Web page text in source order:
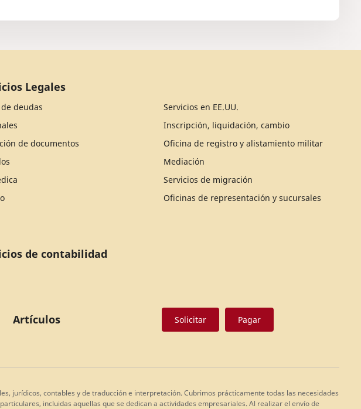
Legales
deudas
Servicios en EE.UU.
Inscripción, liquidación, cambio
de documentos
Oficina de registro y alistamiento militar
Mediación
Servicios de migración
Oficinas de representación y sucursales
de contabilidad
Artículos Solicitar Pagar
jurídicos, contables y de traducción e interpretación. Cubrimos prácticamente todas las necesidades
incluidas aquellas que se dedican a actividades empresariales. Al realizar el envío de